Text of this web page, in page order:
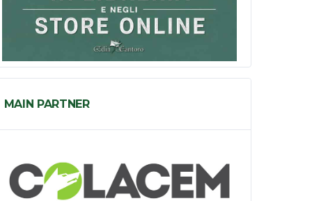
MAIN PARTNER